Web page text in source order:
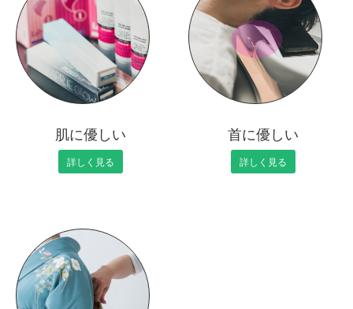
肌に優しい
詳しく見る
首に優しい
詳しく見る